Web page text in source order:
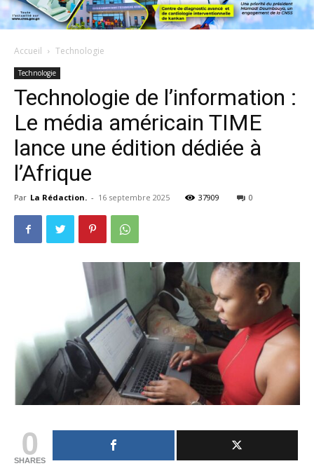
Accueil Technologie
Technologie
Technologie de l’information :
Le média américain TIME
lance une édition dédiée à
l’Afrique
Par La Rédaction. - 16 septembre 2025 37909 0
0
SHARES